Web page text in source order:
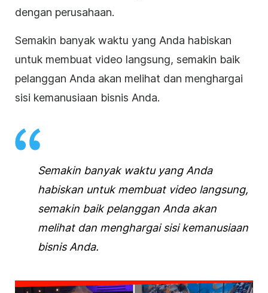
dengan perusahaan.
Semakin banyak waktu yang Anda habiskan
untuk membuat video langsung, semakin baik
pelanggan Anda akan melihat dan menghargai
sisi kemanusiaan bisnis Anda.
Semakin banyak waktu yang Anda
habiskan untuk membuat videolangsung,
semakin baik pelanggan Anda akan
melihat dan menghargai sisi kemanusiaan
bisnisAnda.